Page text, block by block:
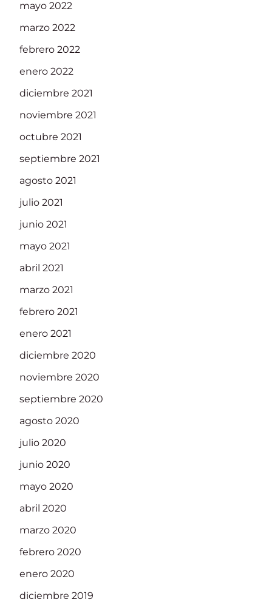
mayo 2022
marzo 2022
febrero 2022
enero 2022
diciembre 2021
noviembre 2021
octubre 2021
septiembre 2021
agosto 2021
julio 2021
junio 2021
mayo 2021
abril 2021
marzo 2021
febrero 2021
enero 2021
diciembre 2020
noviembre 2020
septiembre 2020
agosto 2020
julio 2020
junio 2020
mayo 2020
abril 2020
marzo 2020
febrero 2020
enero 2020
diciembre 2019